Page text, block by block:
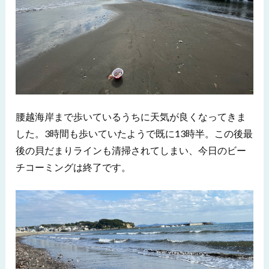
腰越海岸まで歩いているうちに天気が良くなってきま
した。3時間も歩いていたようで既に13時半。この後最
後の貝だまりラインも清掃されてしまい、今日のビー
チコーミングは終了です。